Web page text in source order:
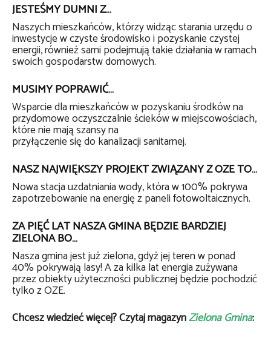
JESTEŚMY DUMNI Z…
Naszych mieszkańców, którzy widząc starania urzędu o
inwestycje w czyste środowisko i pozyskanie czystej
energii, również sami podejmują takie działania w ramach
swoich gospodarstw domowych.
MUSIMY POPRAWIĆ…
Wsparcie dla mieszkańców w pozyskaniu środków na
przydomowe oczyszczalnie ścieków w miejscowościach,
które nie mają szansy na
przyłączenie się do kanalizacji sanitarnej.
NASZ NAJWIĘKSZY PROJEKT ZWIĄZANY Z OZE TO…
Nowa stacja uzdatniania wody, która w 100% pokrywa
zapotrzebowanie na energię z paneli fotowoltaicznych.
ZA PIĘĆ LAT NASZA GMINA BĘDZIE BARDZIEJ
ZIELONA BO…
Nasza gmina jest już zielona, gdyż jej teren w ponad
40% pokrywają lasy! A za kilka lat energia zużywana
przez obiekty użyteczności publicznej będzie pochodzić
tylko z OZE.
Chcesz wiedzieć więcej? Czytaj magazynZielona Gmina: